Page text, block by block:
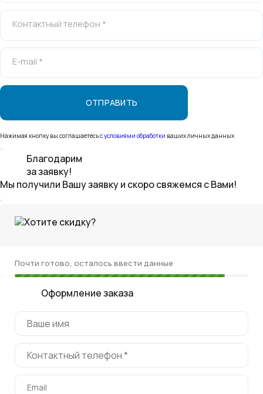
Контактный телефон *
E-mail *
Нажимая кнопку вы соглашаетесь сусловиями обработки ваших личных данных
Благодарим
за заявку!
Мы получили Вашу заявку и скоро свяжемся с Вами!
Хотите скидку?
Почти готово, осталось ввести данные
Оформление заказа